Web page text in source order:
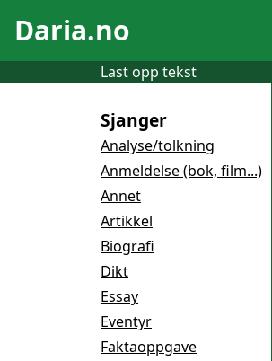
Daria.no
Last opp tekst
Sjanger
Analyse/tolkning
Anmeldelse (bok, film...)
Annet
Artikkel
Biografi
Dikt
Essay
Eventyr
Faktaoppgave